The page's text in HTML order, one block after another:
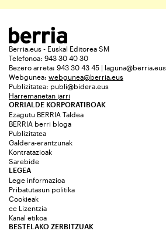
Berria.eus - Euskal Editorea SM
Telefonoa: 943 30 40 30
Bezero arreta: 943 30 43 45 | laguna@berria.eus
Webgunea: webgunea@berria.eus
Publizitatea: publi@bidera.eus
Harremanetan jarri
ORRIALDE KORPORATIBOAK
Ezagutu BERRIA Taldea
BERRIA berri bloga
Publizitatea
Galdera-erantzunak
Kontratazioak
Sarebide
LEGEA
Lege informazioa
Pribatutasun politika
Cookieak
cc Lizentzia
Kanal etikoa
BESTELAKO ZERBITZUAK